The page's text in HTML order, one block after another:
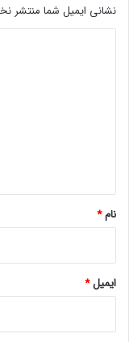
نشانی ایمیل شما منتشر
نام*
ایمیل*